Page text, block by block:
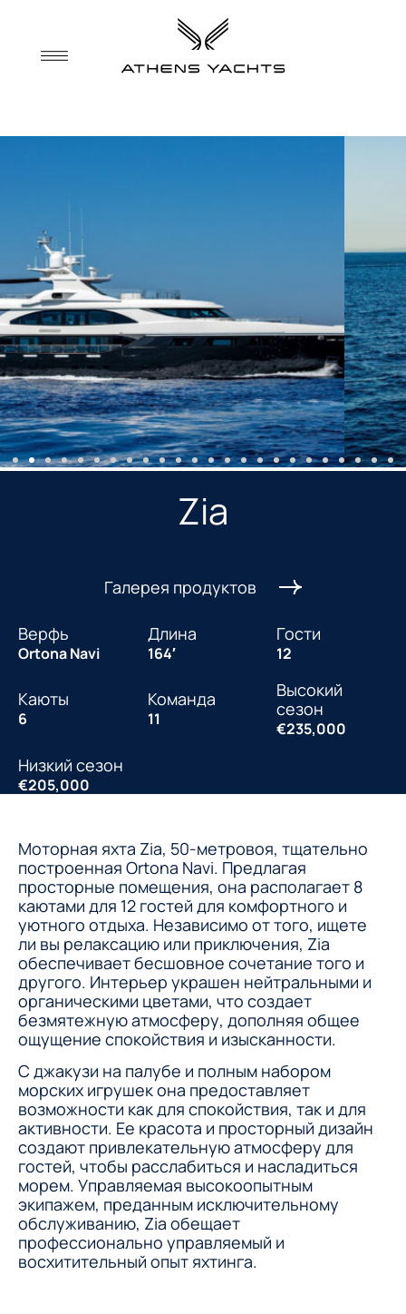
Zia
Галерея продуктов
Верфь
Ortona Navi
Длина
164′
Гости
12
Каюты
6
Команда
11
Высокий
сезон
€235,000
Низкий сезон
€205,000
Моторная яхта Zia, 50-метровоя, тщательно
построенная Ortona Navi. Предлагая
просторные помещения, она располагает 8
каютами для 12 гостей для комфортного и
уютного отдыха. Независимо от того, ищете
ли вы релаксацию или приключения, Zia
обеспечивает бесшовное сочетание того и
другого. Интерьер украшен нейтральными и
органическими цветами, что создает
безмятежную атмосферу, дополняя общее
ощущение спокойствия и изысканности.
С джакузи на палубе и полным набором
морских игрушек она предоставляет
возможности как для спокойствия, так и для
активности. Ее красота и просторный дизайн
создают привлекательную атмосферу для
гостей, чтобы расслабиться и насладиться
морем. Управляемая высокоопытным
экипажем, преданным исключительному
обслуживанию, Zia обещает
профессионально управляемый и
восхитительный опыт яхтинга.